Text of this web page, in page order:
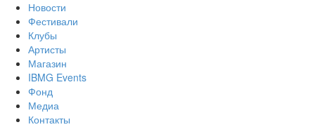
Новости
Фестивали
Клубы
Артисты
Магазин
IBMG Events
Фонд
Медиа
Контакты